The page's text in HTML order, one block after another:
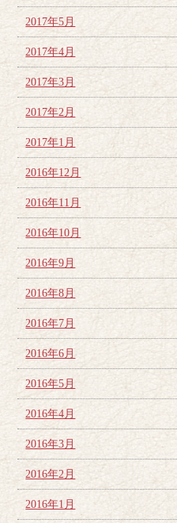
2017年5月
2017年4月
2017年3月
2017年2月
2017年1月
2016年12月
2016年11月
2016年10月
2016年9月
2016年8月
2016年7月
2016年6月
2016年5月
2016年4月
2016年3月
2016年2月
2016年1月